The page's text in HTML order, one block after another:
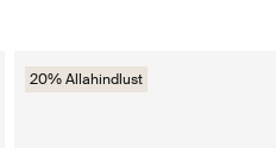
20% Allahindlust